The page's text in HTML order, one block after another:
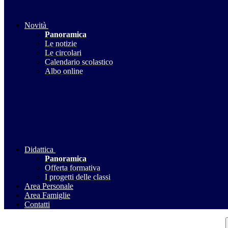
Novità
Panoramica
Le notizie
Le circolari
Calendario scolastico
Albo online
Didattica
Panoramica
Offerta formativa
I progetti delle classi
Area Personale
Area Famiglie
Contatti